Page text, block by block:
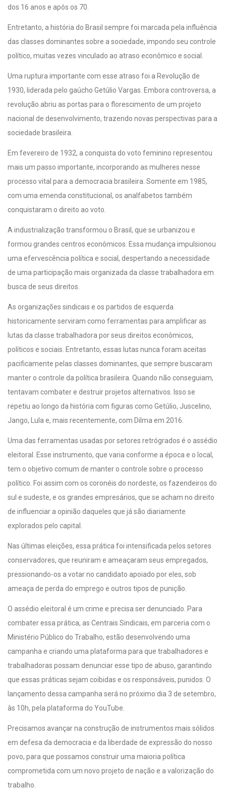
dos 16 anos e após os 70.
Entretanto, a história do Brasil sempre foi marcada pela influência
das classes dominantes sobre a sociedade, impondo seu controle
político, muitas vezes vinculado ao atraso econômico e social.
Uma ruptura importante com esse atraso foi a Revolução de
1930, liderada pelo gaúcho Getúlio Vargas. Embora controversa, a
revolução abriu as portas para o florescimento de um projeto
nacional de desenvolvimento, trazendo novas perspectivas para a
sociedade brasileira.
Em fevereiro de 1932, a conquista do voto feminino representou
mais um passo importante, incorporando as mulheres nesse
processo vital para a democracia brasileira. Somente em 1985,
com uma emenda constitucional, os analfabetos também
conquistaram o direito ao voto.
A industrialização transformou o Brasil, que se urbanizou e
formou grandes centros econômicos. Essa mudança impulsionou
uma efervescência política e social, despertando a necessidade
de uma participação mais organizada da classe trabalhadora em
busca de seus direitos.
As organizações sindicais e os partidos de esquerda
historicamente serviram como ferramentas para amplificar as
lutas da classe trabalhadora por seus direitos econômicos,
políticos e sociais. Entretanto, essas lutas nunca foram aceitas
pacificamente pelas classes dominantes, que sempre buscaram
manter o controle da política brasileira. Quando não conseguiam,
tentavam combater e destruir projetos alternativos. Isso se
repetiu ao longo da história com figuras como Getúlio, Juscelino,
Jango, Lula e, mais recentemente, com Dilma em 2016.
Uma das ferramentas usadas por setores retrógrados é o assédio
eleitoral. Esse instrumento, que varia conforme a época e o local,
tem o objetivo comum de manter o controle sobre o processo
político. Foi assim com os coronéis do nordeste, os fazendeiros do
sul e sudeste, e os grandes empresários, que se acham no direito
de influenciar a opinião daqueles que já são diariamente
explorados pelo capital.
Nas últimas eleições, essa prática foi intensificada pelos setores
conservadores, que reuniram e ameaçaram seus empregados,
pressionando-os a votar no candidato apoiado por eles, sob
ameaça de perda do emprego e outros tipos de punição.
O assédio eleitoral é um crime e precisa ser denunciado. Para
combater essa prática, as Centrais Sindicais, em parceria com o
Ministério Público do Trabalho, estão desenvolvendo uma
campanha e criando uma plataforma para que trabalhadores e
trabalhadoras possam denunciar esse tipo de abuso, garantindo
que essas práticas sejam coibidas e os responsáveis, punidos. O
lançamento dessa campanha será no próximo dia 3 de setembro,
às 10h, pela plataforma do YouTube.
Precisamos avançar na construção de instrumentos mais sólidos
em defesa da democracia e da liberdade de expressão do nosso
povo, para que possamos construir uma maioria política
comprometida com um novo projeto de nação e a valorização do
trabalho.